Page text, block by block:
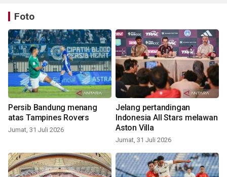
Foto
Persib Bandung menang
atas Tampines Rovers
Jumat, 31 Juli 2026
Jelang pertandingan
Indonesia All Stars melawan
Aston Villa
Jumat, 31 Juli 2026